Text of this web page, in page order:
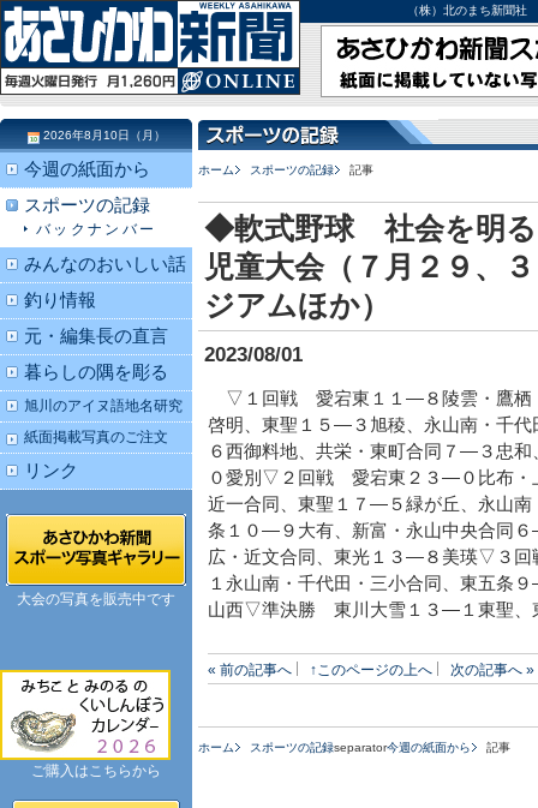
（株）北のまち新聞
ホーム スポーツの記録 記事
◆軟式野球 社会を明る
児童大会（７月２９、
ジアムほか）
2023/08/01
▽１回戦 愛宕東１１―８陵雲・鷹栖
啓明、東聖１５―３旭稜、永山南・千
６西御料地、共栄・東町合同７―３忠
０愛別▽２回戦 愛宕東２３―０比布・
近一合同、東聖１７―５緑が丘、永山
条１０―９大有、新富・永山中央合同
広・近文合同、東光１３―８美瑛▽３
１永山南・千代田・三小合同、東五条
山西▽準決勝 東川大雪１３―１東聖、
« 前の記事へ ↑このページの上へ 次の記事へ »
ホーム スポーツの記録separator今週の紙面から 記事
2026年8月10日（月）
今週の紙面から
スポーツの記録
バックナンバー
みんなのおいしい話
釣り情報
元・編集長の直言
暮らしの隅を彫る
旭川のアイヌ語地名研究
紙面掲載写真のご注文
リンク
大会の写真を販売中です
ご購入はこちらから